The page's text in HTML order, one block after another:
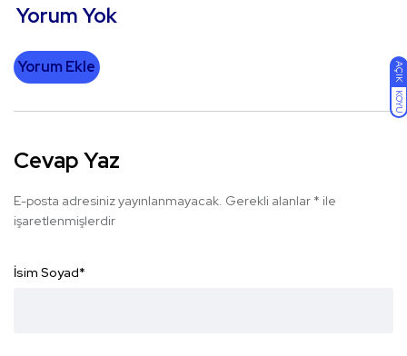
AÇIK
KOYU
Yorum Yok
Yorum Ekle
Cevap Yaz
E-posta adresiniz yayınlanmayacak. Gerekli alanlar * ile
işaretlenmişlerdir
İsim Soyad*